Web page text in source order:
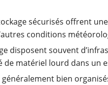
sécurisés offrent
conditions
disposent souvent
matériel lourd dans un
bien